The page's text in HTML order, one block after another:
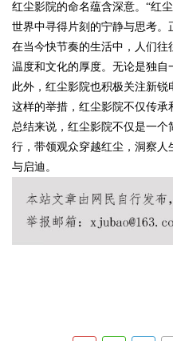
!
Bo
红尘影院的命名蕴含深意。“红
世界中寻得片刻的宁静与思考
在当今快节奏的生活中，人们
温度和文化的厚度。无论是独
此外，红尘影院也积极关注新
这样的举措，红尘影院不仅传
总结来说，红尘影院不仅是一
行，带领观众穿越红尘，洞察
与启迪。